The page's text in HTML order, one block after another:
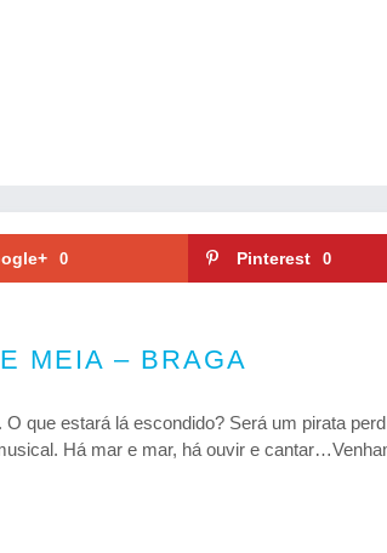
0 Pinterest 0
MEIA – BRAGA
que estará lá escondido? Será um pirata
Há mar e mar, há ouvir e